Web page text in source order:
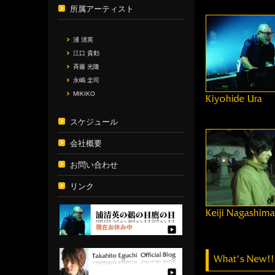
所属アーティスト
浦 清英
江口 貴勅
斉藤 光隆
永嶋 圭司
MIKIKO
スケジュール
会社概要
お問い合わせ
リンク